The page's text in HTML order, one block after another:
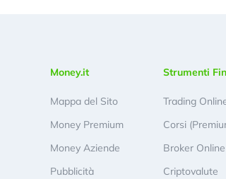
Money.it
Mappa del Sito
Money Premium
Money Aziende
Pubblicità
Strumenti
Trading
Corsi
Broker Online
Criptovalute